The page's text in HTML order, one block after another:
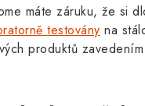
máte záruku, že si
testovány na
produktů zavedením